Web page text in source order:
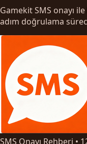
Gamekit SMS onayı
adım doğrulama
SMS Onayı Rehberi •